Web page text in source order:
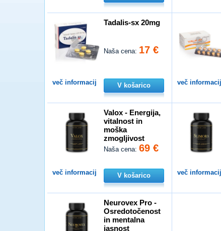
Tadalis-sx 20mg
Naša cena: 17 €
več informacij V košarico več informacij
Valox - Energija,
vitalnost in
moška
zmogljivost
Naša cena:69 €
več informacij V košarico več informacij
Neurovex Pro -
Osredotočenost
in mentalna
jasnost